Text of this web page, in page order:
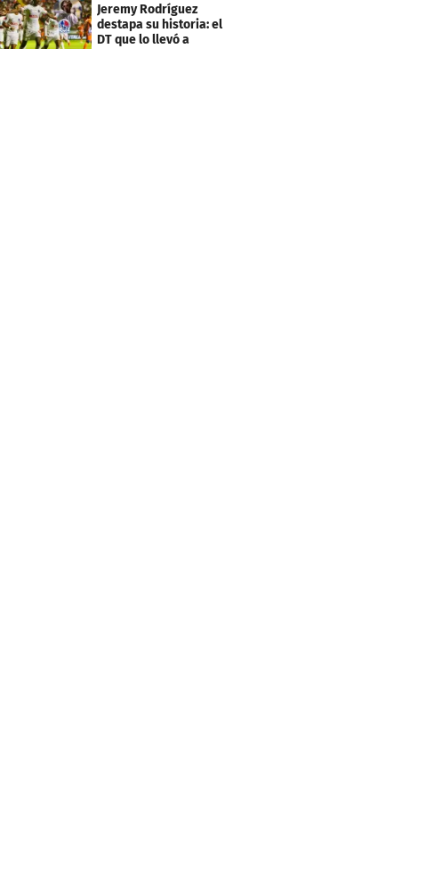
Jeremy Rodríguez
destapa su historia: el
DT que lo llevó a